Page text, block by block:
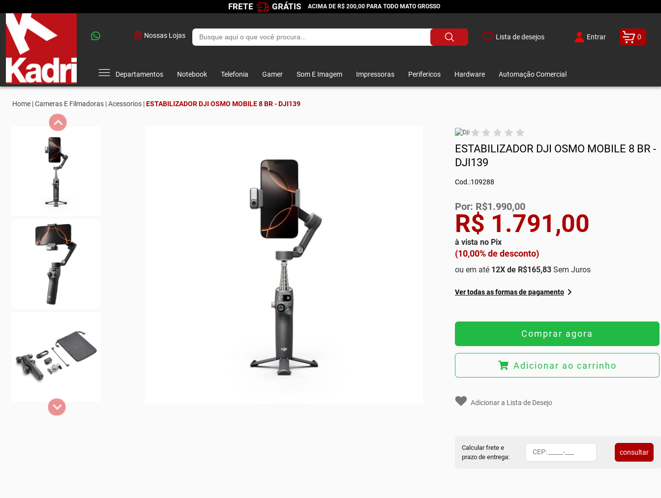
FRETE GRÁTIS ACIMA DE R$ 200,00 PARA TODO MATO GROSSO
Nossas Lojas Lista de desejos Entrar 0
Departamentos Notebook Telefonia Gamer Som E Imagem Impressoras Perifericos Hardware Automação Comercial
Home |Cameras E Filmadoras |Acessorios |ESTABILIZADOR DJI OSMO MOBILE 8 BR - DJI139
ESTABILIZADOR DJI OSMO MOBILE 8 BR -
DJI139
Cod.:109288
R$ 1.791,00
à vista no Pix
(10,00% de desconto)
Por: R$1.990,00
ou em até 12X de R$165,83 Sem Juros
Ver todas as formas de pagamento
Comprar agora
Adicionar ao carrinho
Adicionar a Lista de Desejo
Calcular frete e
prazo de entrega:
consultar